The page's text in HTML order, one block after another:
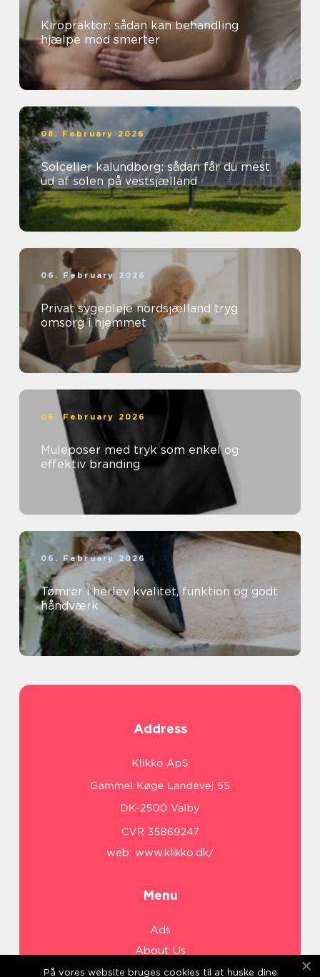
Kiropraktor: sådan kan behandling
hjælpe mod smerter
08. February 2026
Solceller kalundborg: sådan får du mest
ud af solen på vestsjælland
06. February 2026
Privat sygepleje nordsjælland tryg
omsorg i hjemmet
06. February 2026
Muleposer med tryk som enkel og
effektiv branding
06. February 2026
Tømrer i herlev kvalitet, funktion og godt
håndværk
Address
web: www.klikko.dk/
Menu
Ads
About Us
Cookies
På vores website bruges cookies til at huske dine